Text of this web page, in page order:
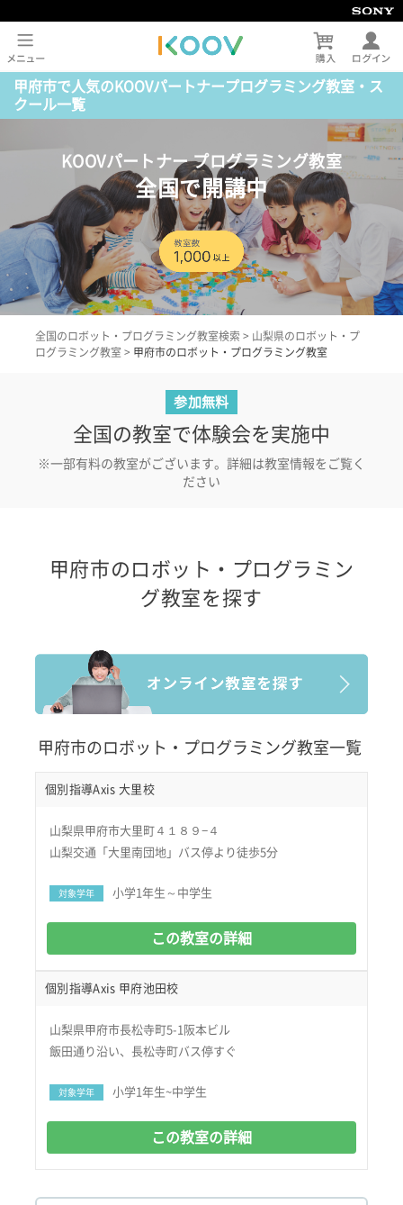
甲府市で人気のKOOVパートナープログラミング教室・ス
クール一覧
KOOVパートナー プログラミング教室
全国で開講中
全国のロボット・プログラミング教室検索 > 山梨県のロボット・プ
ログラミング教室 > 甲府市のロボット・プログラミング教室
参加無料
全国の教室で体験会を実施中
※一部有料の教室がございます。詳細は教室情報をご覧く
ださい
甲府市のロボット・プログラミン
グ教室を探す
甲府市のロボット・プログラミング教室一覧
個別指導Axis 大里校
山梨県甲府市大里町４１８９−４
山梨交通「大里南団地」バス停より徒歩5分
対象学年 小学1年生～中学生
この教室の詳細
個別指導Axis 甲府池田校
山梨県甲府市長松寺町5-1阪本ビル
飯田通り沿い、長松寺町バス停すぐ
対象学年 小学1年生~中学生
この教室の詳細